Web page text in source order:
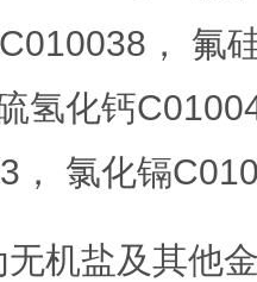
， 氟
氢化钙
， 氯化镉
无机盐及其他